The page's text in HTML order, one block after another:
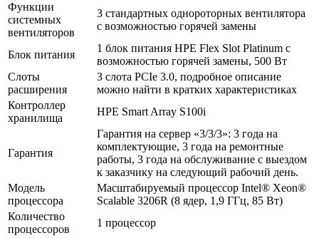
Функции
системных
вентиляторов
3 стандартных однороторных вентилятора
с возможностью горячей замены
Блок питания
1 блок питания HPE Flex Slot Platinum с
возможностью горячей замены, 500 Вт
Слоты
расширения
3 слота PCIe 3.0, подробное описание
можно найти в кратких характеристиках
Контроллер
хранилища
HPE Smart Array S100i
Гарантия
Гарантия на сервер «3/3/3»: 3 года на
комплектующие, 3 года на ремонтные
работы, 3 года на обслуживание с выездом
к заказчику на следующий рабочий день.
Модель
процессора
Масштабируемый процессор Intel® Xeon®
Scalable 3206R (8 ядер, 1,9 ГГц, 85 Вт)
Количество
процессоров
1 процессор